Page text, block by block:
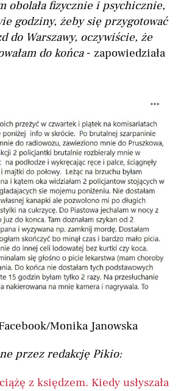
obolała fizycznie i psychicznie,
godziny, żeby się przygotować
do Warszawy, oczywiście, że
do końca- zapowiedziała
Monika Janowska
przez redakcję Pikio:
z księdzem. Kiedy usłyszała